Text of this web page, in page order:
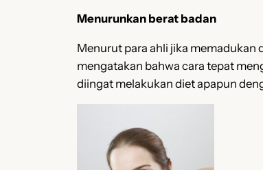
Menurunkan berat badan
Menurut para ahli jika memadukan
mengatakan bahwa cara tepat
diingat melakukan diet apapun